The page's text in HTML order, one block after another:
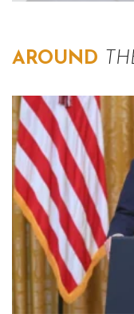
AROUND